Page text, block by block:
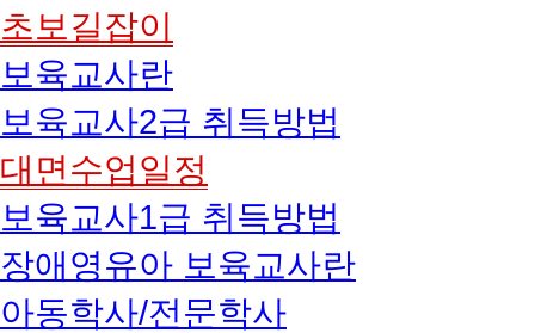
초보길잡이
보육교사란
보육교사2급 취득방법
대면수업일정
보육교사1급 취득방법
장애영유아 보육교사란
아동학사/전문학사